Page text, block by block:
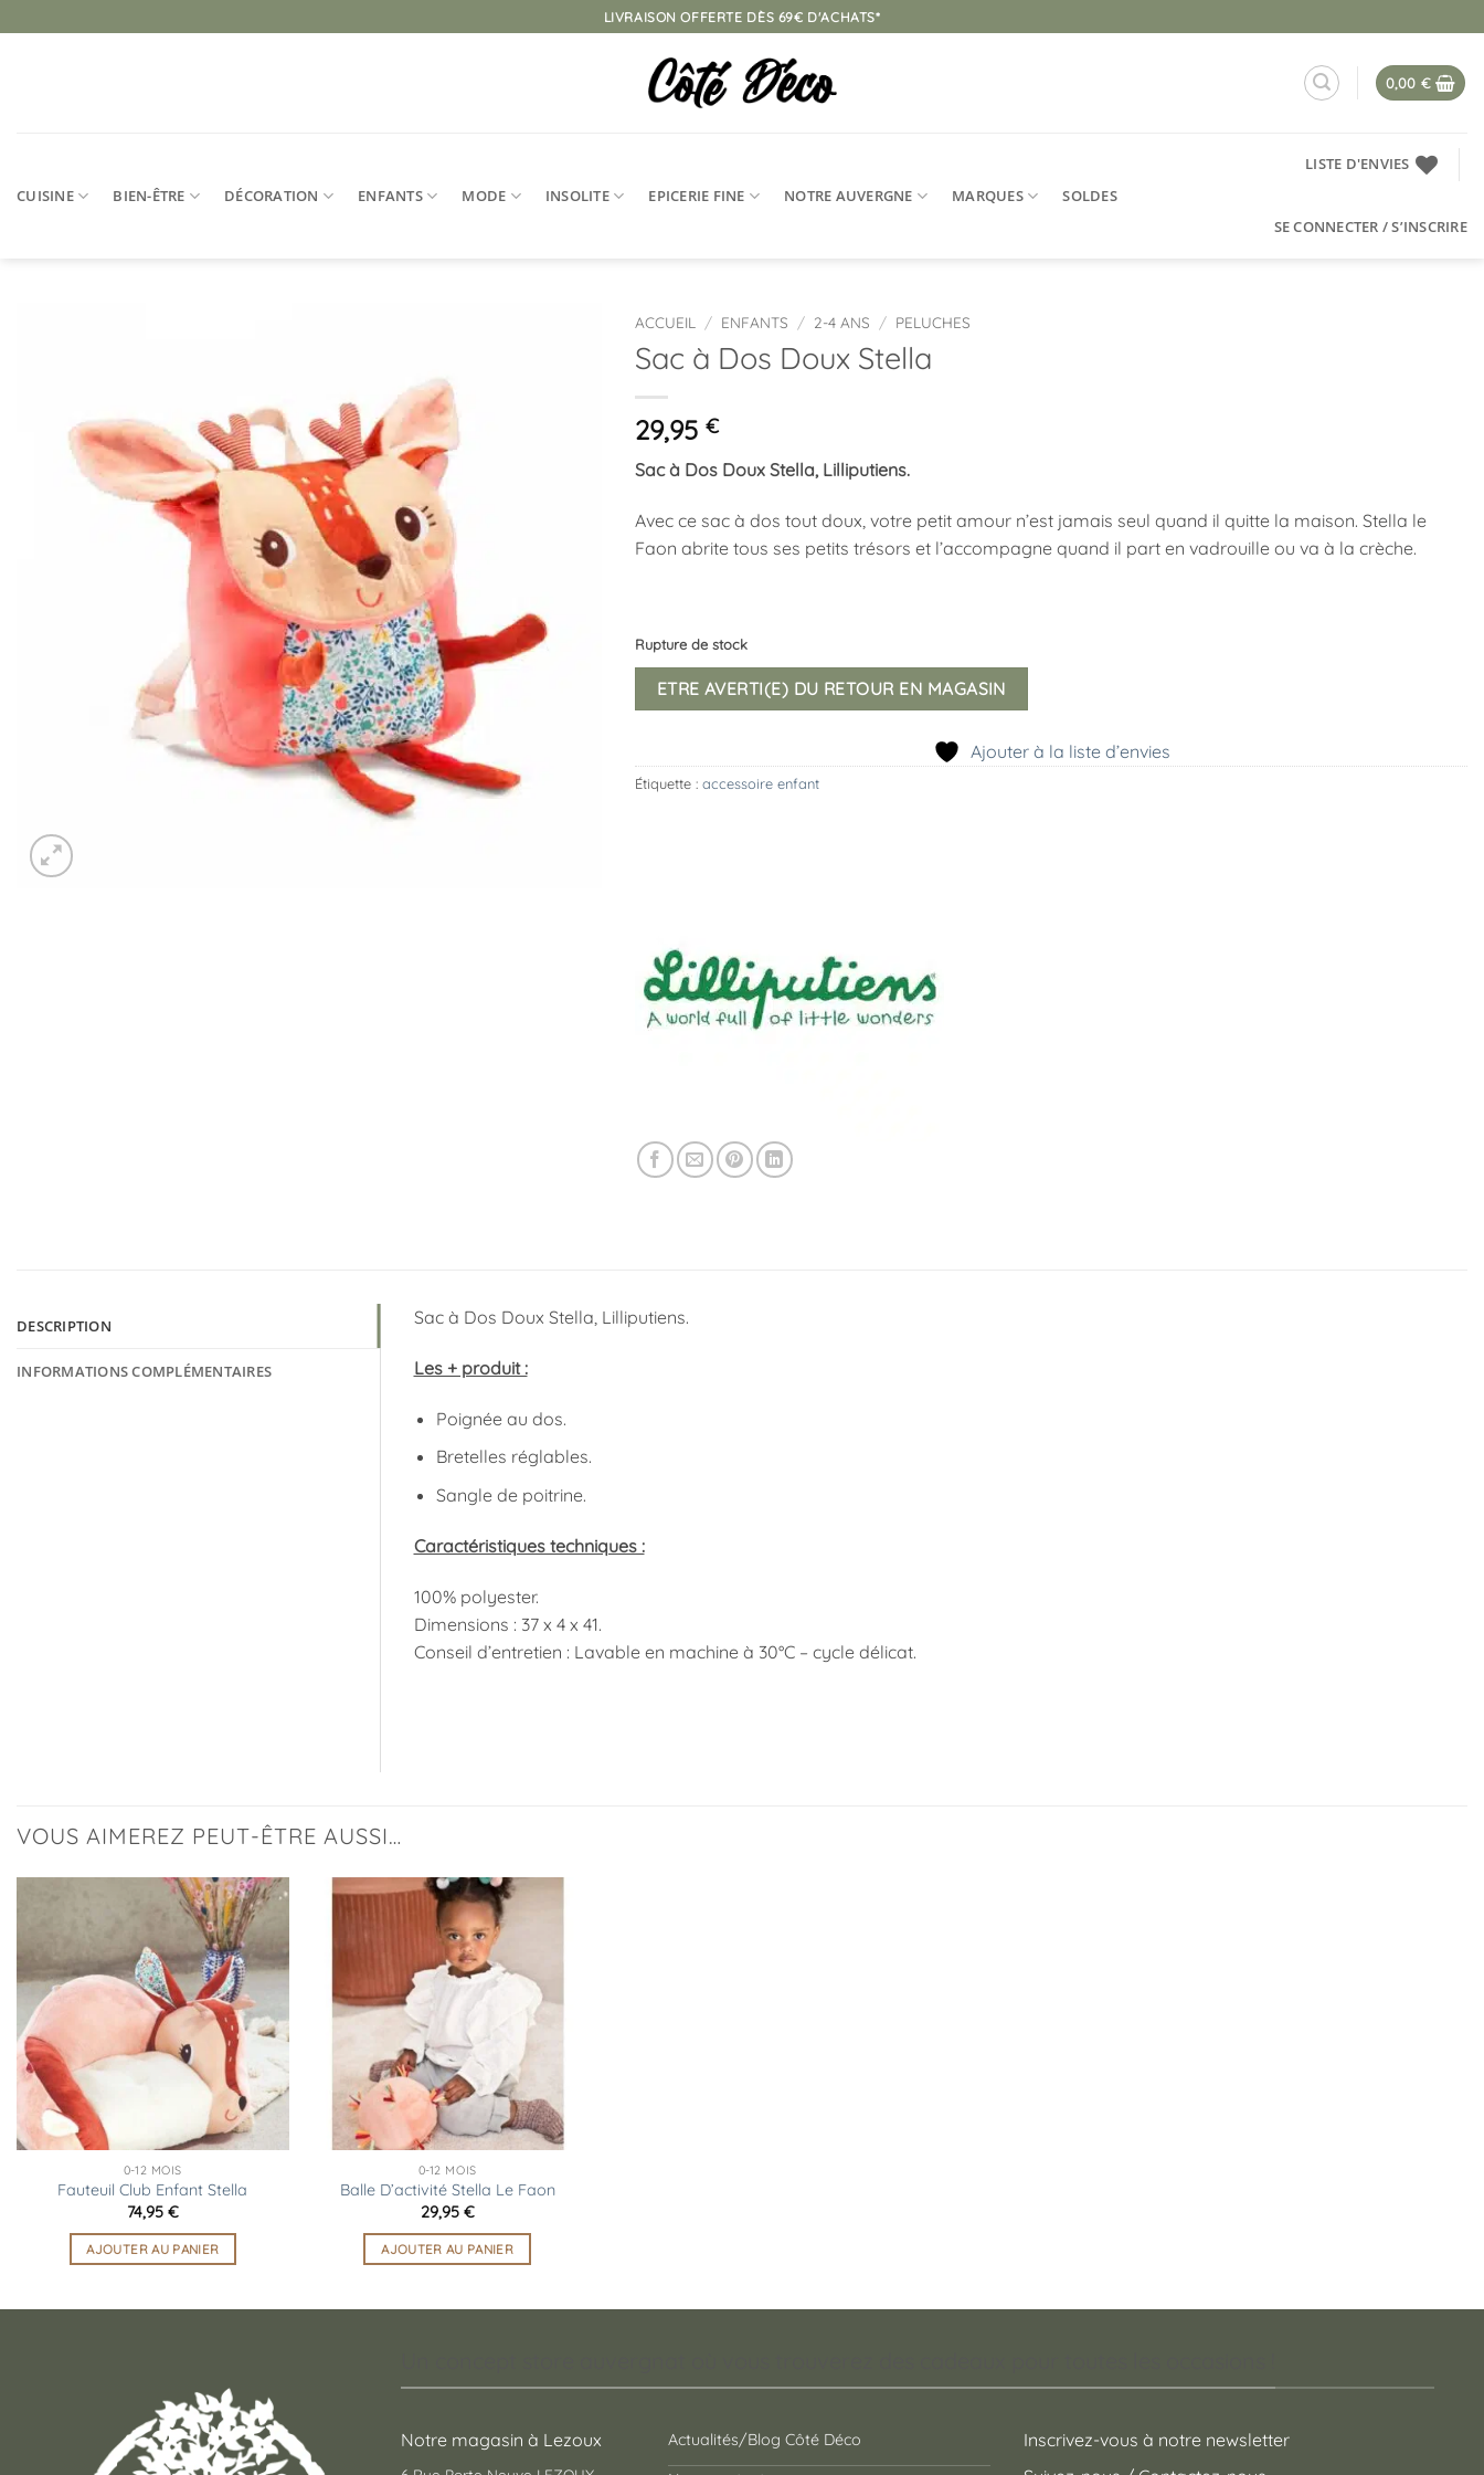
au
LIVRAISON OFFERTE DÈS 69€ D'ACHATS*
0,00 €
CUISINE BIEN-ÊTRE DÉCORATION ENFANTS MODE INSOLITE EPICERIE FINE NOTRE AUVERGNE MARQUES SOLDES
LISTE D'ENVIES
SE CONNECTER / S’INSCRIRE
ACCUEIL / ENFANTS / 2-4 ANS / PELUCHES
Sac à Dos Doux Stella
29,95 €
Sac à Dos Doux Stella, Lilliputiens.
Avec ce sac à dos tout doux, votre petit amour n’est jamais seul quand il quitte la maison. Stella le
Faon abrite tous ses petits trésors et l’accompagne quand il part en vadrouille ou va à la crèche.
Rupture de stock
ETRE AVERTI(E) DU RETOUR EN MAGASIN
Ajouter à la liste d’envies
Étiquette : accessoire enfant
DESCRIPTION
INFORMATIONS COMPLÉMENTAIRES
Sac à Dos Doux Stella, Lilliputiens.
Les + produit :
Poignée au dos.
Bretelles réglables.
Sangle de poitrine.
Caractéristiques techniques :
100% polyester.
Dimensions : 37 x 4 x 41.
Conseil d’entretien : Lavable en machine à 30°C – cycle délicat.
VOUS AIMEREZ PEUT-ÊTRE AUSSI…
Ajouter
à la
liste
d’envies
0-12 MOIS
Fauteuil Club Enfant Stella
74,95 €
AJOUTER AU PANIER
d’envies
0-12 MOIS
Balle D’activité Stella Le Faon
29,95 €
AJOUTER AU PANIER
Notre magasin à Lezoux
Actualités/Blog Côté Déco
Inscrivez-vous à notre newsletter